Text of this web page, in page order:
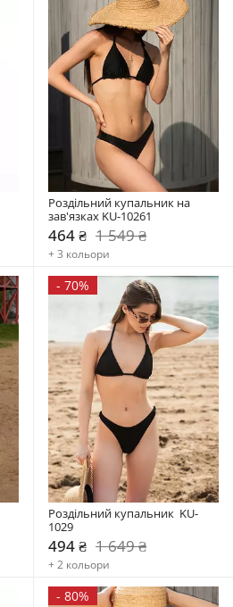
Роздільний купальник на
зав'язках KU-10261
464 ₴ 1 549 ₴
+ 3 кольори
- 70%
Роздільний купальник  KU-
1029
494 ₴ 1 649 ₴
+ 2 кольори
- 80%